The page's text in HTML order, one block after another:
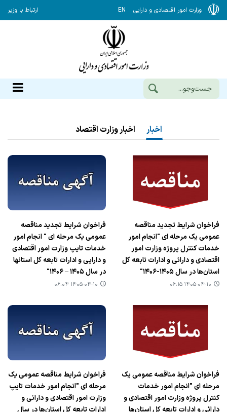
وزارت امور اقتصادی و دارایی EN ارتباط با وزیر
اخبار اخبار وزارت اقتصاد
فراخوان شرایط تجدید مناقصه
عمومی یک مرحله ای "انجام امور
خدمات کنترل پروژه وزارت امور
اقتصادی و دارائی و ادارات تابعه کل
استان‌ها در سال ۱۴۰۵-۱۴۰۶"
۱۴۰۵-۰۴-۱۰ ۰۶:۱۵
فراخوان شرایط تجدید مناقصه
عمومی یک مرحله ای " انجام امور
خدمات تایپ وزارت امور اقتصادی
و دارایی و ادارات تابعه کل استانها
در سال ۱۴۰۵ – ۱۴۰۶"
۱۴۰۵-۰۴-۱۰ ۰۶:۰۴
فراخوان شرایط مناقصه عمومی یک
مرحله ای "انجام امور خدمات
کنترل پروژه وزارت امور اقتصادی و
دارائی و ادارات تابعه کل استان‌ها
فراخوان شرایط مناقصه عمومی یک
مرحله ای "انجام امور خدمات تایپ
وزارت امور اقتصادی و دارائی و
ادارات تابعه کل استان‌ها در سال